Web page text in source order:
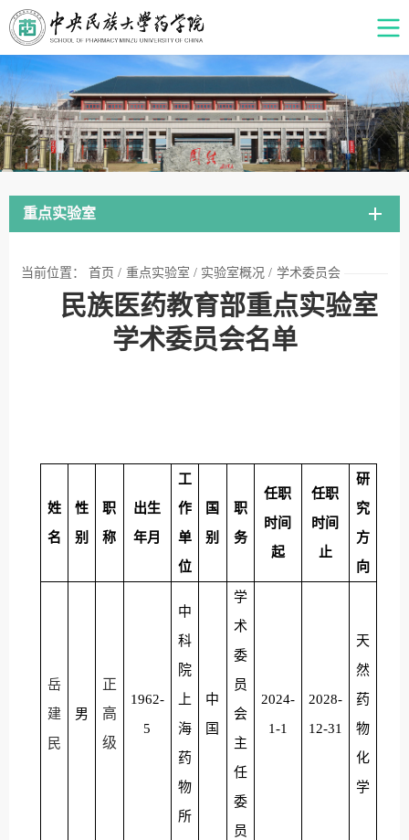
重点实验室
当前位置： 首页 / 重点实验室 / 实验室概况 / 学术委员会
民族医药教育部重点实验室
学术委员会名单
姓
名
性
别
职
称
出生
年月
工
作
单
位
国
别
职
务
任职
时间
起
任职
时间
止
研
究
方
向
岳
建
民
男
正
高
级
1962-
5
中
科
院
上
海
药
物
所
中
国
学
术
委
员
会
主
任
委
员
2024-
1-1
2028-
12-31
天
然
药
物
化
学